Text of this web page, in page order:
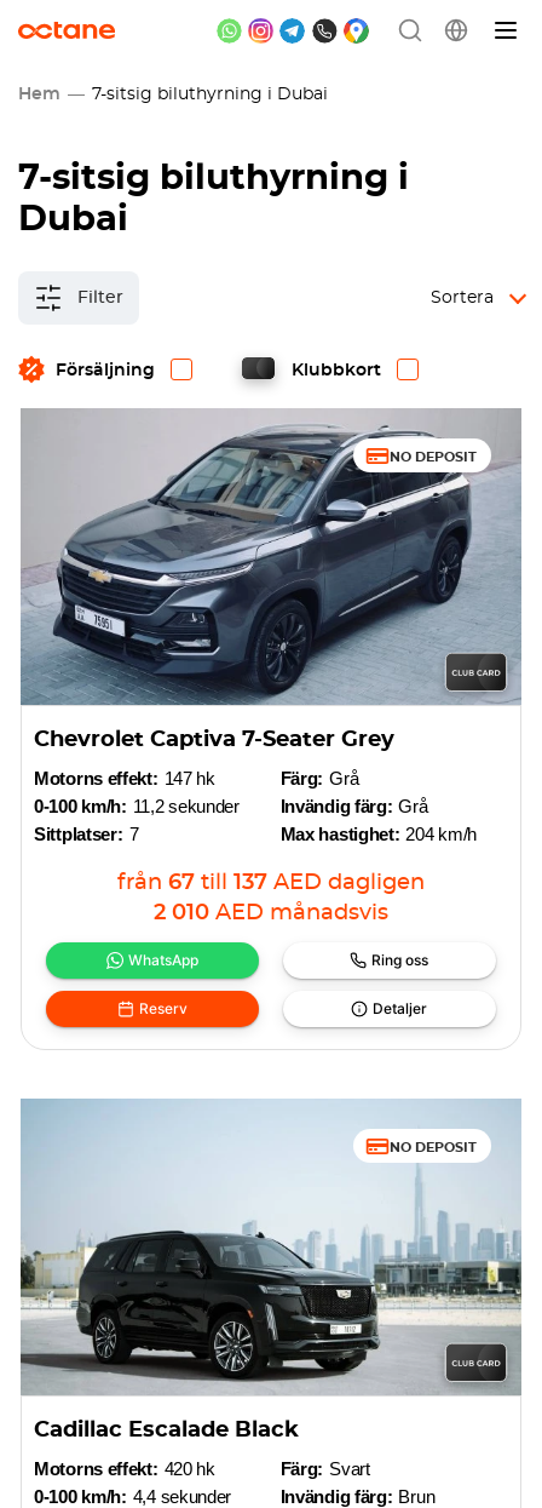
Hem 7-sitsig biluthyrning i Dubai
7-sitsig biluthyrning i
Dubai
Filter
Försäljning Klubbkort
Sortera
NO DEPOSIT
Chevrolet Captiva 7-Seater Grey
Motorns effekt: 147 hk
0-100 km/h: 11,2 sekunder
Sittplatser: 7
Färg: Grå
Invändig färg: Grå
Max hastighet: 204 km/h
från 67 till 137 AED dagligen
2 010 AED månadsvis
WhatsApp Ring oss
Reserv Detaljer
NO DEPOSIT
Cadillac Escalade Black
Motorns effekt: 420 hk
0-100 km/h: 4,4 sekunder
Färg: Svart
Invändig färg: Brun